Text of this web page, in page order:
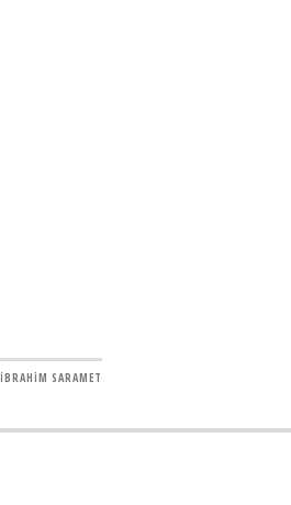
İBRAHİM SARAMET